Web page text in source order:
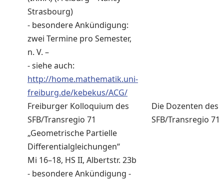
Strasbourg)
- besondere Ankündigung:
zwei Termine pro Semester,
n. V. –
- siehe auch:
http://home.mathematik.uni-
freiburg.de/kebekus/ACG/
Freiburger Kolloquium des
SFB/Transregio 71
„Geometrische Partielle
Differentialgleichungen“
Die Dozenten des
SFB/Transregio 71
Mi 16–18, HS II, Albertstr. 23b
- besondere Ankündigung -